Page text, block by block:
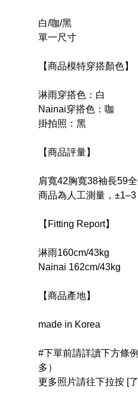
白/咖/黑
單一尺寸
【商品模特穿搭顏色】
淋雨穿搭色：白
Nainai穿搭色：咖
掛拍照：黑
【商品評量】
肩寬42胸寬38袖長59全
商品為人工測量，
【Fitting Report】
淋雨160cm/43kg
Nainai 162cm/43kg
【商品產地】
made in Korea
#下單前請詳讀下方條
多）
更多照片請往下拉按 [